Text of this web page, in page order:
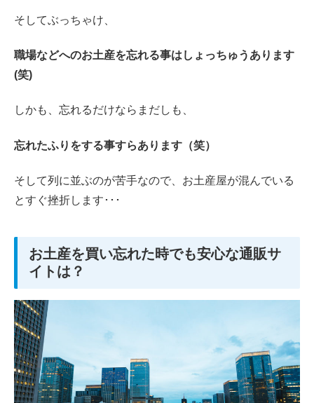
そしてぶっちゃけ、
職場などへのお土産を忘れる事はしょっちゅうあります
(笑)
しかも、忘れるだけならまだしも、
忘れたふりをする事すらあります（笑）
そして列に並ぶのが苦手なので、お土産屋が混んでいる
とすぐ挫折します･･･
お土産を買い忘れた時でも安心な通販サ
イトは？